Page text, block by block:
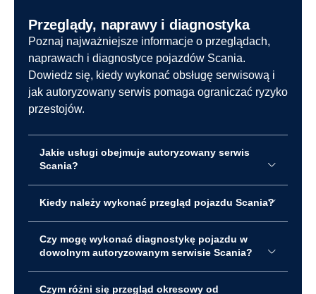
Przeglądy, naprawy i diagnostyka
Poznaj najważniejsze informacje o przeglądach,
naprawach i diagnostyce pojazdów Scania.
Dowiedz się, kiedy wykonać obsługę serwisową i
jak autoryzowany serwis pomaga ograniczać ryzyko
przestojów.
Jakie usługi obejmuje autoryzowany serwis
Scania?
Kiedy należy wykonać przegląd pojazdu Scania?
Czy mogę wykonać diagnostykę pojazdu w
dowolnym autoryzowanym serwisie Scania?
Czym różni się przegląd okresowy od